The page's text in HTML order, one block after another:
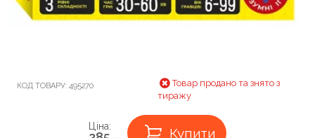
КОД ТОВАРУ: 495270
Товар продано та знято з
тиражу
Ціна: Купити